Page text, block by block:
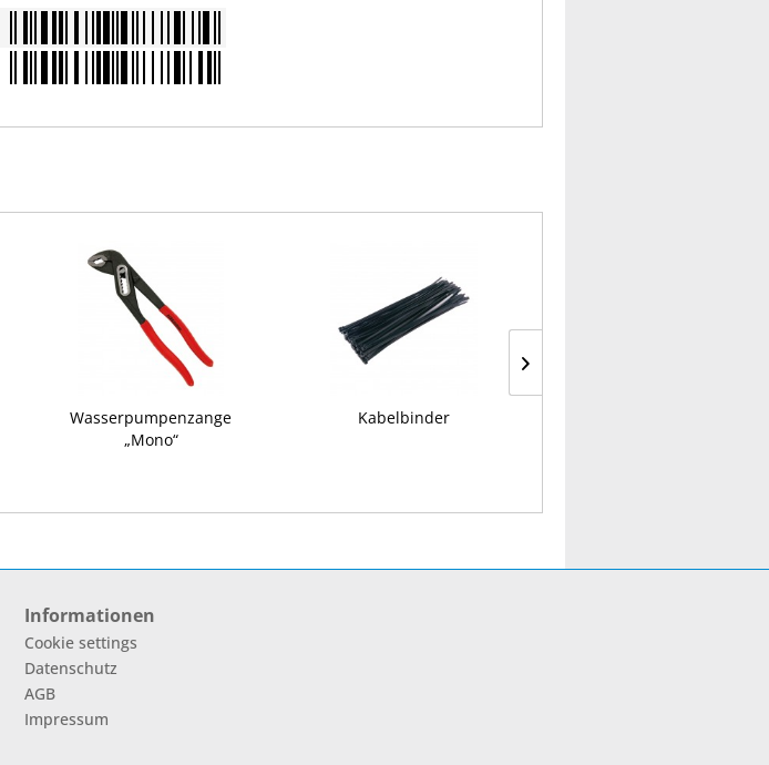
Wasserpumpenzange
„Mono“
Kabelbinder
Informationen
Cookie settings
Datenschutz
AGB
Impressum